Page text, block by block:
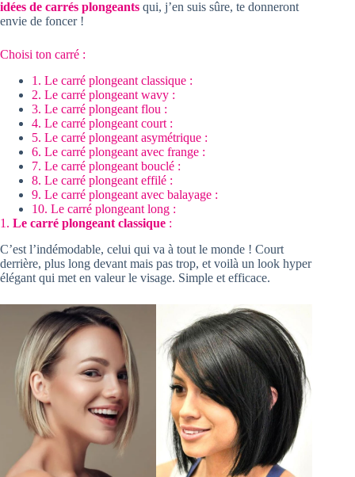
idées de carrés plongeants qui, j’en suis sûre, te donneront
envie de foncer !
Choisi ton carré :
1. Le carré plongeant classique :
2. Le carré plongeant wavy :
3. Le carré plongeant flou :
4. Le carré plongeant court :
5. Le carré plongeant asymétrique :
6. Le carré plongeant avec frange :
7. Le carré plongeant bouclé :
8. Le carré plongeant effilé :
9. Le carré plongeant avec balayage :
10. Le carré plongeant long :
1. Le carré plongeant classique :
C’est l’indémodable, celui qui va à tout le monde ! Court
derrière, plus long devant mais pas trop, et voilà un look hyper
élégant qui met en valeur le visage. Simple et efficace.